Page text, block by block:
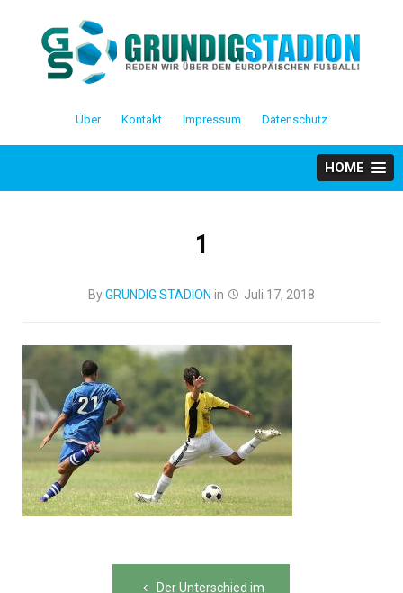
content
Über Kontakt Impressum Datenschutz
HOME
1
ByGRUNDIG STADION in Juli 17, 2018
Beitragsnavigation
Der Unterschied im